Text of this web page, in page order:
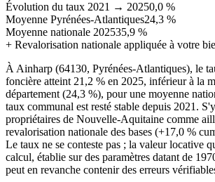
Évolution du taux 2021 → 20250,0 %
Moyenne Pyrénées-Atlantiques24,3 %
Moyenne nationale 202535,9 %
+ Revalorisation nationale appliquée à votre
À Ainharp (64130, Pyrénées-Atlantiques), le
foncière atteint 21,2 % en 2025, inférieur à la
département (24,3 %), pour une moyenne
taux communal est resté stable depuis 2021.
propriétaires de Nouvelle-Aquitaine comme
revalorisation nationale des bases (+17,0 %
Le taux ne se conteste pas ; la valeur locative
calcul, établie sur des paramètres datant de
peut en revanche contenir des erreurs